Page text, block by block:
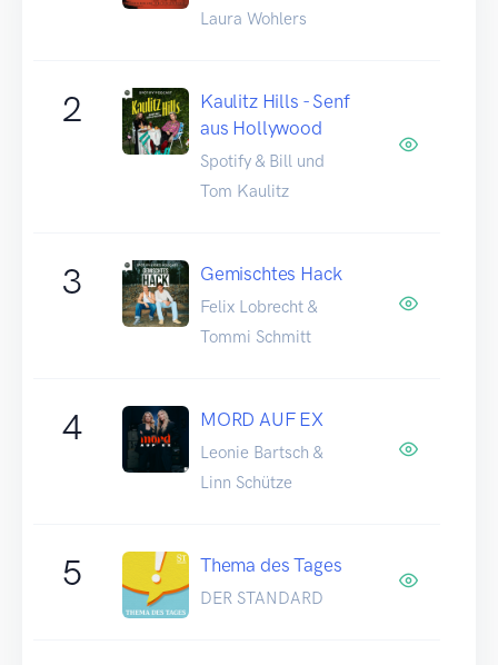
Laura Wohlers
2
Kaulitz Hills - Senf
aus Hollywood
Spotify & Bill und
Tom Kaulitz
3 Gemischtes Hack
Felix Lobrecht &
Tommi Schmitt
4 MORD AUF EX
Leonie Bartsch &
Linn Schütze
5 Thema des Tages
DER STANDARD